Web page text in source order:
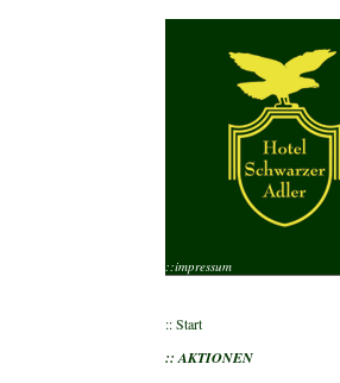
::impressum
::Start
:: AKTIONEN